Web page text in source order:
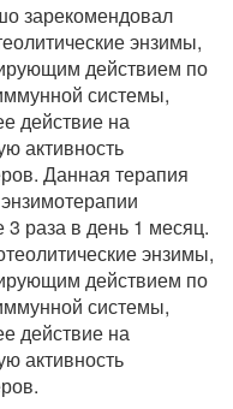
зарекомендовал
энзимы,
действием по
системы,
действие на
активность
Данная терапия
раза в день 1 месяц.
энзимы,
действием по
системы,
действие на
активность